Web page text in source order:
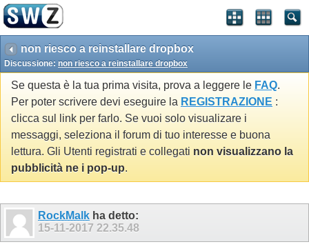
non riesco a reinstallare dropbox
Discussione: non riesco a reinstallare dropbox
Se questa è la tua prima visita, prova a leggere le FAQ.
Per poter scrivere devi eseguire la REGISTRAZIONE :
clicca sul link per farlo. Se vuoi solo visualizare i
messaggi, seleziona il forum di tuo interesse e buona
lettura. Gli Utenti registrati e collegati non visualizzano la
pubblicità ne i pop-up.
RockMalk ha detto:
15-11-2017 22.35.48